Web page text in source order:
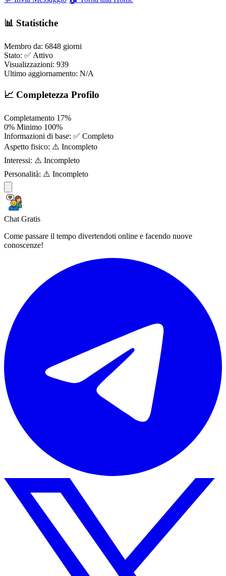
📊 Statistiche
Membro da: 6848 giorni
Stato: ✅ Attivo
Visualizzazioni: 939
Ultimo aggiornamento: N/A
📈 Completezza Profilo
Completamento 17%
0% Minimo 100%
Informazioni di base: ✅ Completo
Aspetto fisico: ⚠️ Incompleto
Interessi: ⚠️ Incompleto
Personalità: ⚠️ Incompleto
Chat Gratis
Come passare il tempo divertendoti online e facendo nuove
conoscenze!